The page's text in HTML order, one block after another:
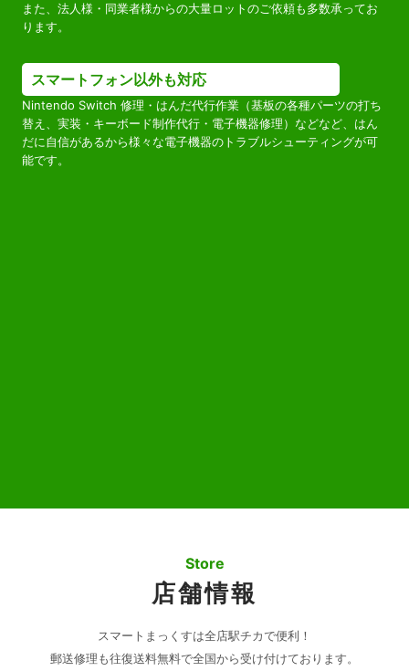
また、法人様・同業者様からの大量ロットのご依頼も多数承ってお
ります。
スマートフォン以外も対応
Nintendo Switch 修理・はんだ代行作業（基板の各種パーツの打ち
替え、実装・キーボード制作代行・電子機器修理）などなど、はん
だに自信があるから様々な電子機器のトラブルシューティングが可
能です。
Store
店舗情報
スマートまっくすは全店駅チカで便利！
郵送修理も往復送料無料で全国から受け付けております。